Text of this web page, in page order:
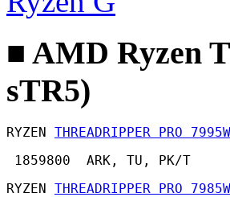
■ AMD Ryzen
sTR5)
RYZEN THREADRIPPER PRO
1859800  ARK, TU, PK/T
RYZEN THREADRIPPER PRO